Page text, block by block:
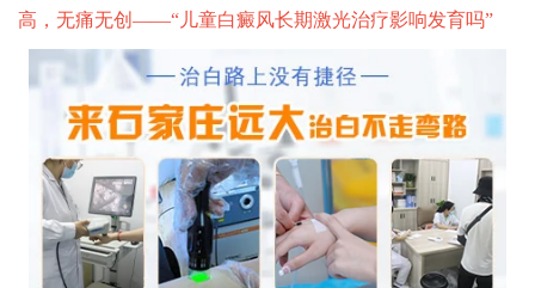
高，无痛无创——“儿童白癜风长期激光治疗影响发育吗”